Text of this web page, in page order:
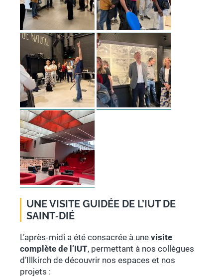
UNE VISITE GUIDÉE DE L’IUT DE
SAINT‑DIÉ
L’après‑midi a été consacrée à une visite
complète de l’IUT, permettant à nos collègues
d’Illkirch de découvrir nos espaces et nos
projets :